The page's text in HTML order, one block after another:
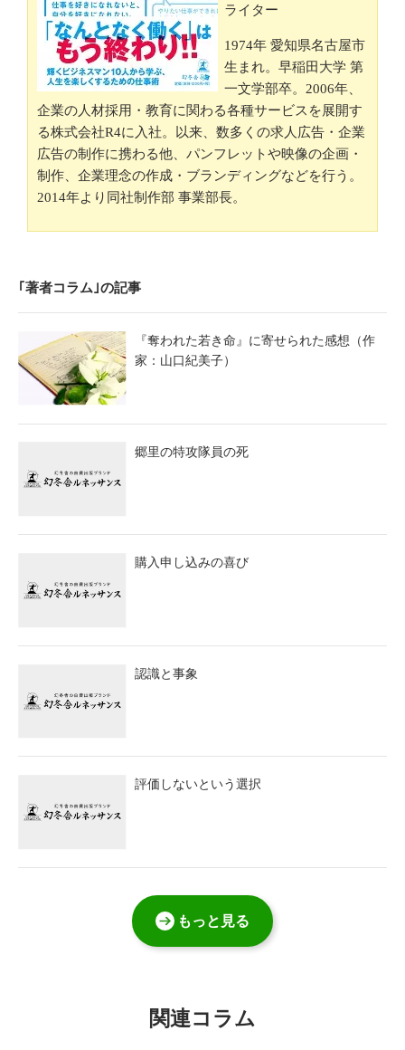
ライター
1974年 愛知県名古屋市
生まれ。早稲田大学 第
一文学部卒。2006年、
企業の人材採用・教育に関わる各種サービスを展開す
る株式会社R4に入社。以来、数多くの求人広告・企業
広告の制作に携わる他、パンフレットや映像の企画・
制作、企業理念の作成・ブランディングなどを行う。
2014年より同社制作部 事業部長。
｢著者コラム｣の記事
『奪われた若き命』に寄せられた感想（作
家：山口紀美子）
郷里の特攻隊員の死
購入申し込みの喜び
認識と事象
評価しないという選択
もっと見る
関連コラム